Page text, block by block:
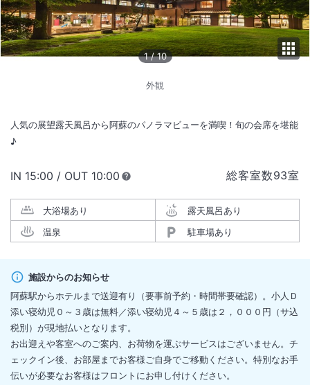
1 /10
外観
人気の展望露天風呂から阿蘇のパノラマビューを満喫！旬の会席を堪能
♪
総客室数93室
IN チェックイン
15:00 / OUT チェックアウト
10:00
大浴場あり
露天風呂あり
温泉
駐車場あり
施設からのお知らせ
阿蘇駅からホテルまで送迎有り（要事前予約・時間帯要確認）。小人Ｄ
添い寝幼児０～３歳は無料／添い寝幼児４～５歳は２，０００円（サ込
税別）が現地払いとなります。
お出迎えや客室へのご案内、お荷物を運ぶサービスはございません。チ
ェックイン後、お部屋までお客様ご自身でご移動ください。特別なお手
伝いが必要なお客様はフロントにお申し付けください。